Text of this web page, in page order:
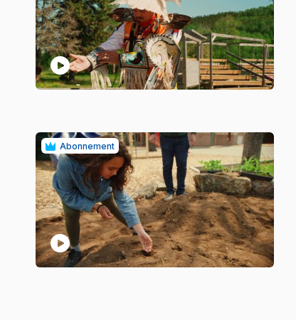
play_circle
Abonnement
play_circle